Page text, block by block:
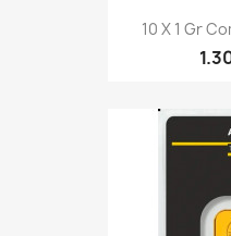
10 X 1 Gr